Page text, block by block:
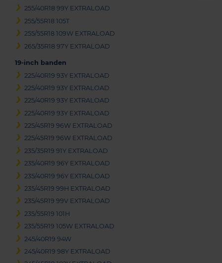
255/40R18 99Y EXTRALOAD
255/55R18 105T
255/55R18 109W EXTRALOAD
265/35R18 97Y EXTRALOAD
19-inch banden
225/40R19 93Y EXTRALOAD
225/40R19 93Y EXTRALOAD
225/40R19 93Y EXTRALOAD
225/40R19 93Y EXTRALOAD
225/45R19 96W EXTRALOAD
225/45R19 96W EXTRALOAD
235/35R19 91Y EXTRALOAD
235/40R19 96Y EXTRALOAD
235/40R19 96Y EXTRALOAD
235/45R19 99H EXTRALOAD
235/45R19 99V EXTRALOAD
235/55R19 101H
235/55R19 105W EXTRALOAD
245/40R19 94W
245/40R19 98Y EXTRALOAD